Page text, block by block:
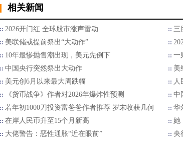
相关新闻
2026开门红 全球股市涨声雷动
三
美联储或提前祭出“大动作”
10年最惨抛售潮出现，美元先倒下
一
中国央行突然祭出大动作
美
美元创6月以来最大周跌幅
人
《货币战争》作者对2026年爆炸性预测
中
若年初1000刀投资富爸爸作者推荐 岁末收获几何
华
在岸人民币升至15个月新高
她
大佬警告：恶性通胀“近在眼前”
央